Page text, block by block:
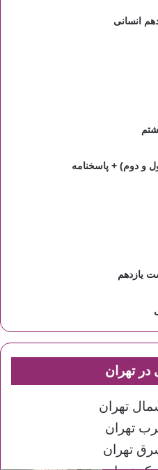
انسانی
و دوم) + پاسخنامه
یازدهم
در تهران
تهران
تهران
تهران